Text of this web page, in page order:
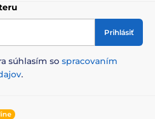
Prihlásiť
súhlasím so spracovaním
.